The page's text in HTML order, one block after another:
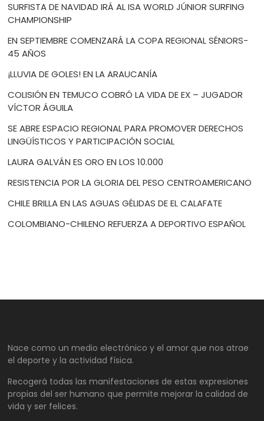
SURFISTA DE NAVIDAD IRÁ AL ISA WORLD JÚNIOR SURFING
CHAMPIONSHIP
EN SEPTIEMBRE COMENZARÁ LA COPA REGIONAL SÉNIORS-
45 AÑOS
¡LLUVIA DE GOLES! EN LA ARAUCANÍA
COLISIÓN EN TEMUCO COBRÓ LA VIDA DE EX – JUGADOR
VÍCTOR ÁGUILA
SE ABRE ESPACIO REGIONAL PARA PROMOVER DERECHOS
LINGÜÍSTICOS Y PARTICIPACIÓN SOCIAL
LAURA GALVÁN ES ORO EN LOS 10.000
RESISTENCIA POR LA GLORIA DEL PESO CENTROAMERICANO
CHILE BRILLA EN LAS AGUAS GÉLIDAS DE EL CALAFATE
COLOMBIANO-CHILENO REFUERZA A DEPORTIVO ESPAÑOL
Nace como un medio electrónico y el amor que nos atrae
el deporte y la actividad física.
Recogerá todas las manifestaciones de estas expresiones
propias del ser humano que permite mejorar la calidad de
vida y ser felices.